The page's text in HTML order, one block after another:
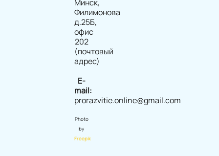
Минск,
Филимонова
д.25Б,
офис
202
(почтовый
адрес)
E-
mail:
prorazvitie.online@gmail.com
Photo
by
Freepik